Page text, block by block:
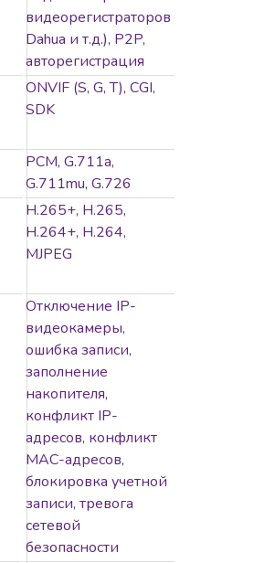
видеорегистраторов
Dahua и т.д.), P2P,
авторегистрация
ONVIF (S, G, T), CGI,
SDK
PCM, G.711a,
G.711mu, G.726
H.265+, H.265,
H.264+, H.264,
MJPEG
Отключение IP-
видеокамеры,
ошибка записи,
заполнение
накопителя,
конфликт IP-
адресов, конфликт
MAC-адресов,
блокировка учетной
записи, тревога
сетевой
безопасности